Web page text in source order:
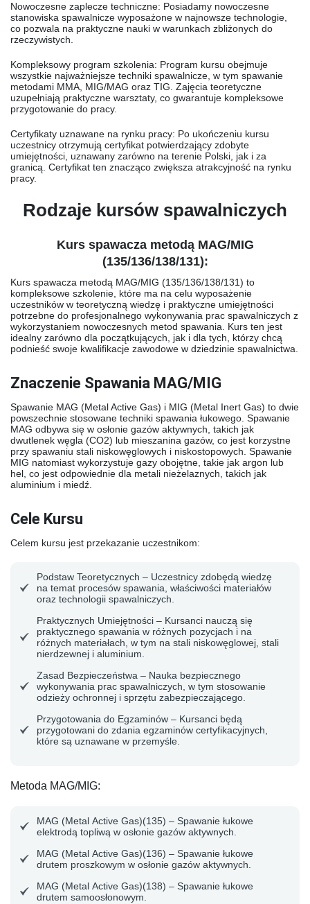
Nowoczesne zaplecze techniczne: Posiadamy nowoczesne
stanowiska spawalnicze wyposażone w najnowsze technologie,
co pozwala na praktyczne nauki w warunkach zbliżonych do
rzeczywistych.
Kompleksowy program szkolenia: Program kursu obejmuje
wszystkie najważniejsze techniki spawalnicze, w tym spawanie
metodami MMA, MIG/MAG oraz TIG. Zajęcia teoretyczne
uzupełniają praktyczne warsztaty, co gwarantuje kompleksowe
przygotowanie do pracy.
Certyfikaty uznawane na rynku pracy: Po ukończeniu kursu
uczestnicy otrzymują certyfikat potwierdzający zdobyte
umiejętności, uznawany zarówno na terenie Polski, jak i za
granicą. Certyfikat ten znacząco zwiększa atrakcyjność na rynku
pracy.
Rodzaje kursów spawalniczych
Kurs spawacza metodą MAG/MIG
(135/136/138/131):
Kurs spawacza metodą MAG/MIG (135/136/138/131) to
kompleksowe szkolenie, które ma na celu wyposażenie
uczestników w teoretyczną wiedzę i praktyczne umiejętności
potrzebne do profesjonalnego wykonywania prac spawalniczych z
wykorzystaniem nowoczesnych metod spawania. Kurs ten jest
idealny zarówno dla początkujących, jak i dla tych, którzy chcą
podnieść swoje kwalifikacje zawodowe w dziedzinie spawalnictwa.
Znaczenie Spawania MAG/MIG
Spawanie MAG (Metal Active Gas) i MIG (Metal Inert Gas) to dwie
powszechnie stosowane techniki spawania łukowego. Spawanie
MAG odbywa się w osłonie gazów aktywnych, takich jak
dwutlenek węgla (CO2) lub mieszanina gazów, co jest korzystne
przy spawaniu stali niskowęglowych i niskostopowych. Spawanie
MIG natomiast wykorzystuje gazy obojętne, takie jak argon lub
hel, co jest odpowiednie dla metali nieżelaznych, takich jak
aluminium i miedź.
Cele Kursu
Celem kursu jest przekazanie uczestnikom:
Podstaw Teoretycznych – Uczestnicy zdobędą wiedzę
na temat procesów spawania, właściwości materiałów
oraz technologii spawalniczych.
Praktycznych Umiejętności – Kursanci nauczą się
praktycznego spawania w różnych pozycjach i na
różnych materiałach, w tym na stali niskowęglowej, stali
nierdzewnej i aluminium.
Zasad Bezpieczeństwa – Nauka bezpiecznego
wykonywania prac spawalniczych, w tym stosowanie
odzieży ochronnej i sprzętu zabezpieczającego.
Przygotowania do Egzaminów – Kursanci będą
przygotowani do zdania egzaminów certyfikacyjnych,
które są uznawane w przemyśle.
Metoda MAG/MIG:
MAG (Metal Active Gas)(135) – Spawanie łukowe
elektrodą topliwą w osłonie gazów aktywnych.
MAG (Metal Active Gas)(136) – Spawanie łukowe
drutem proszkowym w osłonie gazów aktywnych.
MAG (Metal Active Gas)(138) – Spawanie łukowe
drutem samoosłonowym.